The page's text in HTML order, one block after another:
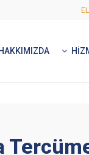
HAKKIMIZDA